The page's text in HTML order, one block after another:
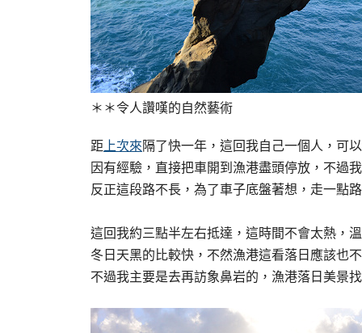
＊＊令人讚嘆的自然藝術
距 上次來隔了快一年，這回我自己一個人，可
因有經驗，直接把車開到漁港盡頭停放，不過
反正這段路不長，為了車子底盤著想，走一點
這回我約三點半左右抵達，這時間不會太熱，
冬日天黑的比較快，不然漁港這看落日應該也
不過我主要是去再訪象鼻岩的，漁港落日美景